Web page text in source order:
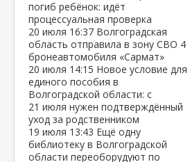
погиб ребёнок: идёт
процессуальная проверка
20 июля 16:37 Волгоградская
область отправила в зону СВО 4
бронеавтомобиля «Сармат»
20 июля 14:15 Новое условие для
единого пособия в
Волгоградской области: с
21 июля нужен подтверждённый
уход за родственником
19 июля 13:43 Ещё одну
библиотеку в Волгоградской
области переоборудуют по